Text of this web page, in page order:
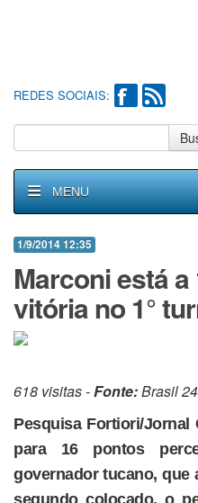
REDES SOCIAIS:
MENU
1/9/2014 12:35
Marconi está
vitória no 1°
618 visitas -Fonte:Brasil
Pesquisa Fortiori/Jornal
para 16 pontos
governador tucano, que
segundo colocado, o